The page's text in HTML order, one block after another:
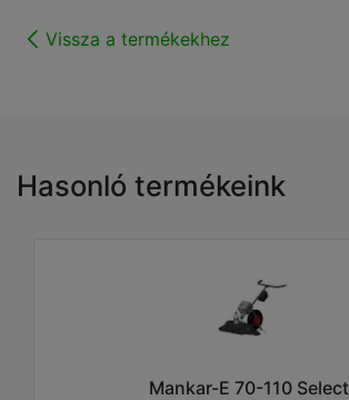
Vissza a termékekhez
Hasonló termékeink
Mankar-E 70-110 Select